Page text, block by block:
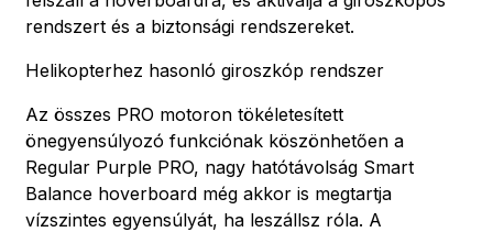
rendszert és a biztonsági rendszereket.
Helikopterhez hasonló giroszkóp rendszer
Az összes PRO motoron tökéletesített
önegyensúlyozó funkciónak köszönhetően a
Regular Purple PRO, nagy hatótávolság Smart
Balance hoverboard még akkor is megtartja
vízszintes egyensúlyát, ha leszállsz róla. A